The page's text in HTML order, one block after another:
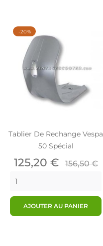
Tablier De Rechange Vespa
50 Spécial
Prix
125,20 € Prix
156,50 €
AJOUTER AU PANIER
-20%